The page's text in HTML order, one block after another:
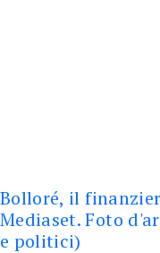
Bolloré, il
Mediaset. Foto
e politici)